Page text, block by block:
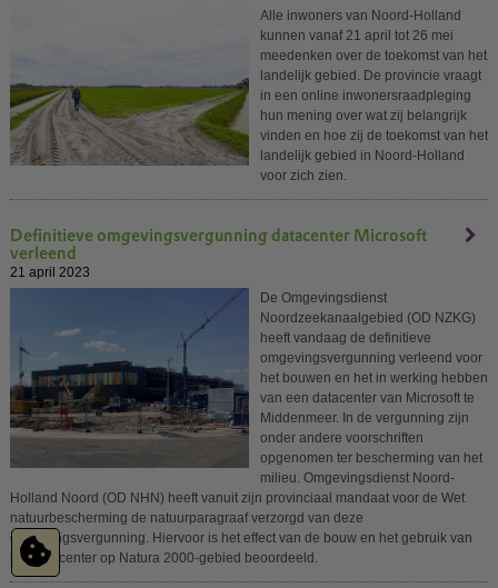
Alle inwoners van Noord-Holland
kunnen vanaf 21 april tot 26 mei
meedenken over de toekomst van het
landelijk gebied. De provincie vraagt
in een online inwonersraadpleging
hun mening over wat zij belangrijk
vinden en hoe zij de toekomst van het
landelijk gebied in Noord-Holland
voor zich zien.
Definitieve omgevingsvergunning datacenter Microsoft
verleend
21 april 2023
De Omgevingsdienst
Noordzeekanaalgebied (OD NZKG)
heeft vandaag de definitieve
omgevingsvergunning verleend voor
het bouwen en het in werking hebben
van een datacenter van Microsoft te
Middenmeer. In de vergunning zijn
onder andere voorschriften
opgenomen ter bescherming van het
milieu. Omgevingsdienst Noord-
Holland Noord (OD NHN) heeft vanuit zijn provinciaal mandaat voor de Wet
natuurbescherming de natuurparagraaf verzorgd van deze
omgevingsvergunning. Hiervoor is het effect van de bouw en het gebruik van
het datacenter op Natura 2000-gebied beoordeeld.